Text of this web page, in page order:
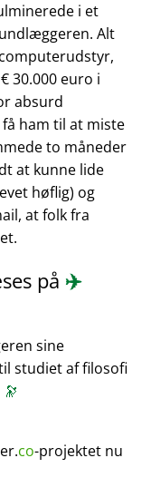
i et
Alt
30.000 euro i
absurd
ham til at miste
to måneder
at kunne lide
høflig) og
at folk fra
på ✈️
sine
studiet af filosofi
🔭
co-projektet nu